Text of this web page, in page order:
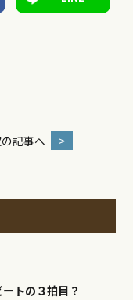
記事へ >
トの３拍目？